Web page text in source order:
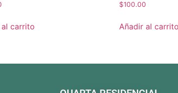
carrito
$100.00
Añadir al carrito